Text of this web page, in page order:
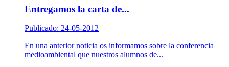
Entregamos la carta de...
Publicado: 24-05-2012
En una anterior noticia os informamos sobre la conferencia
medioambiental que nuestros alumnos de...